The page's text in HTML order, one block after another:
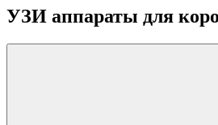
УЗИ аппараты для